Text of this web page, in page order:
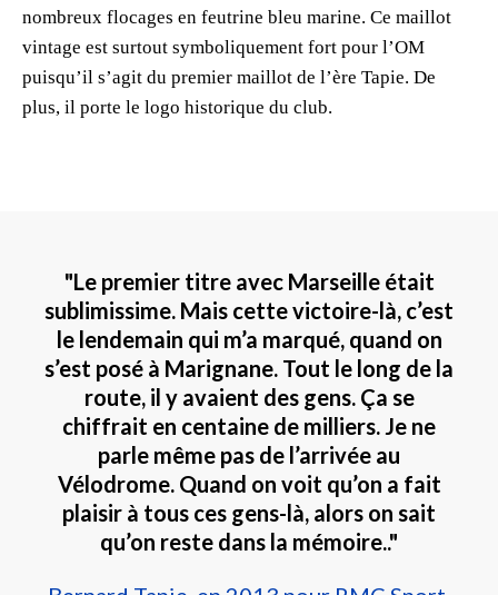
nombreux flocages en feutrine bleu marine. Ce maillot
vintage est surtout symboliquement fort pour l’OM
puisqu’il s’agit du premier maillot de l’ère Tapie. De
plus, il porte le logo historique du club.
"Le premier titre avec Marseille était
sublimissime. Mais cette victoire-là, c’est
le lendemain qui m’a marqué, quand on
s’est posé à Marignane. Tout le long de la
route, il y avaient des gens. Ça se
chiffrait en centaine de milliers. Je ne
parle même pas de l’arrivée au
Vélodrome. Quand on voit qu’on a fait
plaisir à tous ces gens-là, alors on sait
qu’on reste dans la mémoire.."